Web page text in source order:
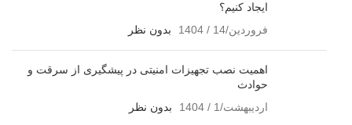
ایجاد کنیم؟
فروردین/14 / 1404
بدون نظر
اهمیت نصب تجهیزات امنیتی در پیشگیری از سرقت و
حوادث
اردیبهشت/1 / 1404
بدون نظر